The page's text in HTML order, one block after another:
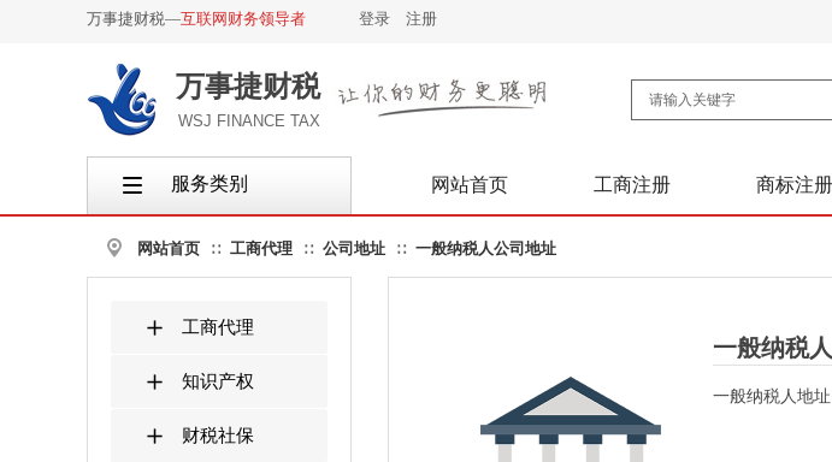
登录 注册
万事捷财税—互联网财务领导者
万事捷财税
WSJ FINANCE TAX
服务类别
按钮文本 网站首页 工商注册 商标注册
网站首页 ∷ 工商代理 ∷ 公司地址 ∷ 一般纳税人公司地址
一般纳税
一般纳税人地
工商代理
知识产权
财税社保